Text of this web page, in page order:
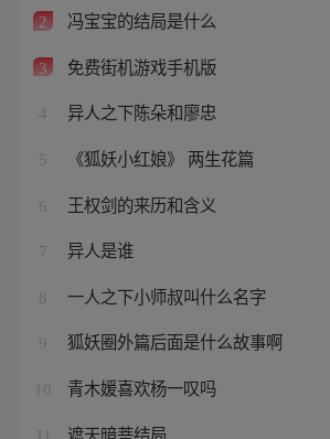
2 冯宝宝的结局是什么
3 免费街机游戏手机版
4 异人之下陈朵和廖忠
5 《狐妖小红娘》 两生花篇
6 王权剑的来历和含义
7 异人是谁
8 一人之下小师叔叫什么名字
9 狐妖圈外篇后面是什么故事啊
10 青木媛喜欢杨一叹吗
遮天暗菩结局